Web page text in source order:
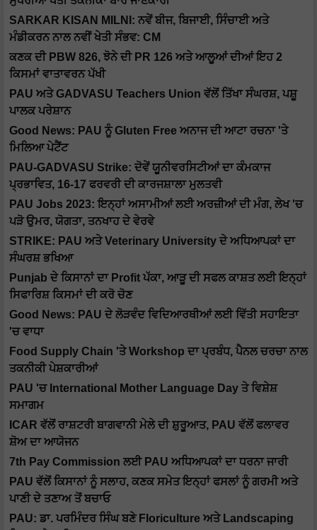
SARKAR KISAN MILNI: ਨਵੇਂ ਬੀਜ, ਬਿਜਾਈ, ਸਿੰਚਾਈ ਅਤੇ
ਮੰਡੀਕਰਨ ਨਾਲ ਨਵੀਂ ਖੇਤੀ ਸੰਭਵ: CM
ਕਣਕ ਦੀ PBW 826, ਝੋਨੇ ਦੀ PR 126 ਅਤੇ ਆਲੂਆਂ ਦੀਆਂ ਇਹ 2
ਕਿਸਮਾਂ ਵਾਤਾਵਰਨ ਪੱਖੀ
PAU ਅਤੇ GADVASU Teachers Union ਵੱਲੋਂ ਤਿੱਖਾ ਸੰਘਰਸ਼, ਪਸ਼ੂ
ਪਾਲਕ ਪਰੇਸ਼ਾਨ
Good News: PAU ਨੂੰ Gluten Free ਅਨਾਜ ਦੀ ਆਟਾ ਰਚਨਾ 'ਤੇ
ਮਿਲਿਆ ਪੇਟੈਂਟ
PAU-GADVASU Strike: ਦੋਵੇਂ ਯੂਨੀਵਰਸਿਟੀਆਂ ਦਾ ਕੰਮਕਾਜ
ਪ੍ਰਭਾਵਿਤ, 16-17 ਫਰਵਰੀ ਦੀ ਕਾਰਜਸ਼ਾਲਾ ਮੁਲਤਵੀ
PAU Jobs 2023: ਇਨ੍ਹਾਂ ਅਸਾਮੀਆਂ ਲਈ ਅਰਜ਼ੀਆਂ ਦੀ ਮੰਗ, ਲੇਖ 'ਚ
ਪੜੋ ਉਮਰ, ਯੋਗਤਾ, ਤਨਖਾਹ ਦੇ ਵੇਰਵੇ
STRIKE: PAU ਅਤੇ Veterinary University ਦੇ ਅਧਿਆਪਕਾਂ ਦਾ
ਸੰਘਰਸ਼ ਭਖਿਆ
Punjab ਦੇ ਕਿਸਾਨਾਂ ਦਾ Profit ਪੱਕਾ, ਆੜੂ ਦੀ ਸਫਲ ਕਾਸ਼ਤ ਲਈ ਇਨ੍ਹਾਂ
ਸਿਫਾਰਿਸ਼ ਕਿਸਮਾਂ ਦੀ ਕਰੋ ਚੋਣ
Good News: PAU ਦੇ ਲੋੜਵੰਦ ਵਿਦਿਆਰਥੀਆਂ ਲਈ ਵਿੱਤੀ ਸਹਾਇਤਾ
'ਚ ਵਾਧਾ
Food Supply Chain 'ਤੇ Workshop ਦਾ ਪ੍ਰਬੰਧ, ਪੈਨਲ ਚਰਚਾ ਨਾਲ
ਤਕਨੀਕੀ ਪੇਸ਼ਕਾਰੀਆਂ
PAU 'ਚ International Mother Language Day ਤੇ ਵਿਸ਼ੇਸ਼
ਸਮਾਗਮ
ICAR ਵੱਲੋਂ ਰਾਸ਼ਟਰੀ ਬਾਗਵਾਨੀ ਮੇਲੇ ਦੀ ਸ਼ੁਰੂਆਤ, PAU ਵੱਲੋਂ ਫਲਾਵਰ
ਸ਼ੋਅ ਦਾ ਆਯੋਜਨ
7th Pay Commission ਲਈ PAU ਅਧਿਆਪਕਾਂ ਦਾ ਧਰਨਾ ਜਾਰੀ
PAU ਵੱਲੋਂ ਕਿਸਾਨਾਂ ਨੂੰ ਸਲਾਹ, ਕਣਕ ਸਮੇਤ ਇਨ੍ਹਾਂ ਫਸਲਾਂ ਨੂੰ ਗਰਮੀ ਅਤੇ
ਪਾਣੀ ਦੇ ਤਣਾਅ ਤੋਂ ਬਚਾਓ
PAU: ਡਾ. ਪਰਮਿੰਦਰ ਸਿੰਘ ਬਣੇ Floriculture ਅਤੇ Landscaping